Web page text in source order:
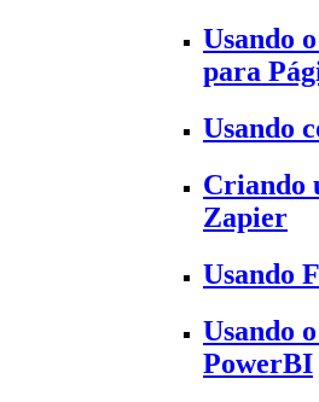
Usando
para
Usando
Criando
Zapier
Usando
Usando
PowerBI